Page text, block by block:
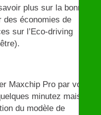
plus sur la bonne
des économies de
sur l’Eco-driving
Maxchip Pro par vous-
minutez mais
du modèle de